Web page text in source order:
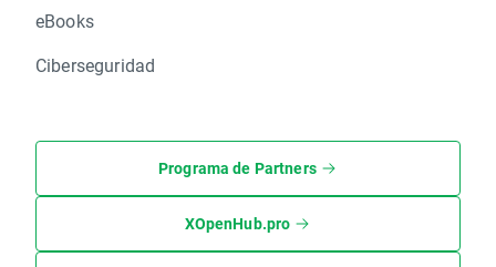
eBooks
Ciberseguridad
Programa de Partners
XOpenHub.pro